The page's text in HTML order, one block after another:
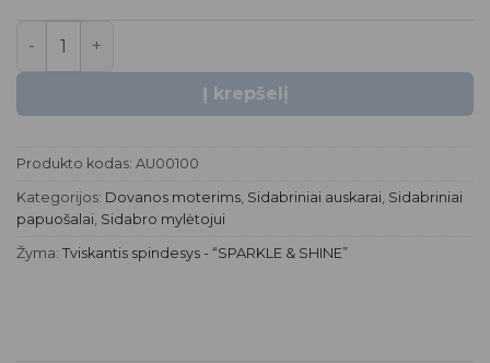
produkto kiekis: Sidabriniai auskarai rinkės - ''SPARKLE &
Į krepšelį
Produkto kodas: AU00100
Kategorijos: Dovanos moterims, Sidabriniai auskarai, Sidabriniai
papuošalai, Sidabro mylėtojui
Žyma: Tviskantis spindesys - “SPARKLE & SHINE”